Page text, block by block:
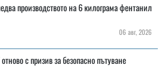
производството на 6 килограма фентанил
06 авг, 2026
с призив за безопасно пътуване